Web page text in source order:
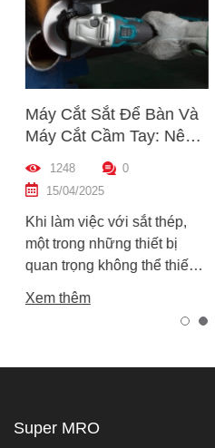
Máy Cắt Sắt Để Bàn Và
Máy Cắt Cầm Tay: Nên
Chọn Loại Nào Phù Hợp
Nhất?
1248
0
15/04/2025
Khi làm việc với sắt thép,
một trong những thiết bị
quan trọng không thể thiếu
nhiên, trên thị trường hiện
nay có hai dòng phổ biến là
bài viết này, Super MRO sẽ
Xem thêm
Super MRO